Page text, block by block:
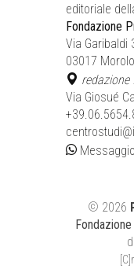
editoriale
Fondazione
Via Garibaldi
03017
redazione
Via Giosué
© 2026